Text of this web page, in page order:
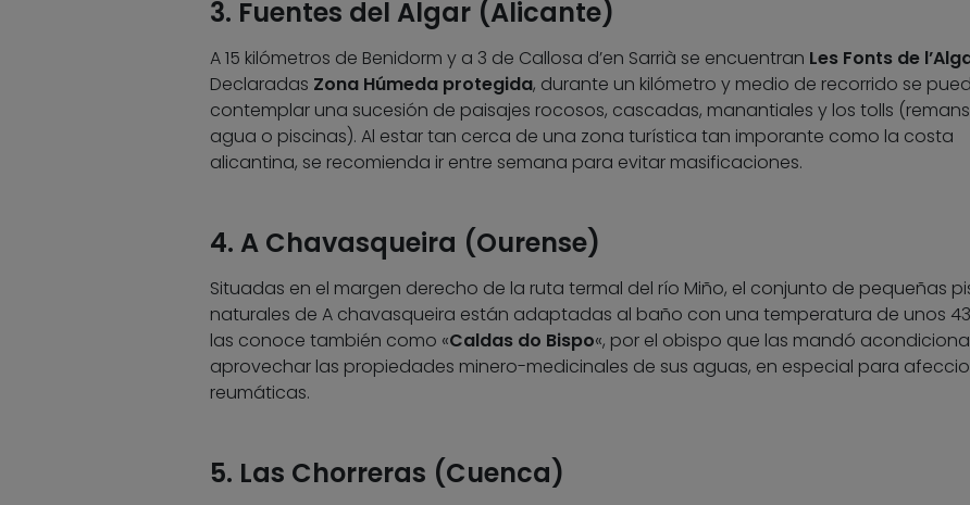
3. Fuentes del Algar (Alicante)
A 15 kilómetros de Benidorm y a 3 de Callosa d’en Sarrià se encuentran Les Fonts de
Declaradas Zona Húmeda protegida, durante un kilómetro y medio de recorrido se
contemplar una sucesión de paisajes rocosos, cascadas, manantiales y los tolls
agua o piscinas). Al estar tan cerca de una zona turística tan imporante como la costa
alicantina, se recomienda ir entre semana para evitar masificaciones.
4. A Chavasqueira (Ourense)
Situadas en el margen derecho de la ruta termal del río Miño, el conjunto de pequeñas
naturales de A chavasqueira están adaptadas al baño con una temperatura de unos
las conoce también como «Caldas do Bispo«, por el obispo que las mandó
aprovechar las propiedades minero-medicinales de sus aguas, en especial para
reumáticas.
5. Las Chorreras (Cuenca)